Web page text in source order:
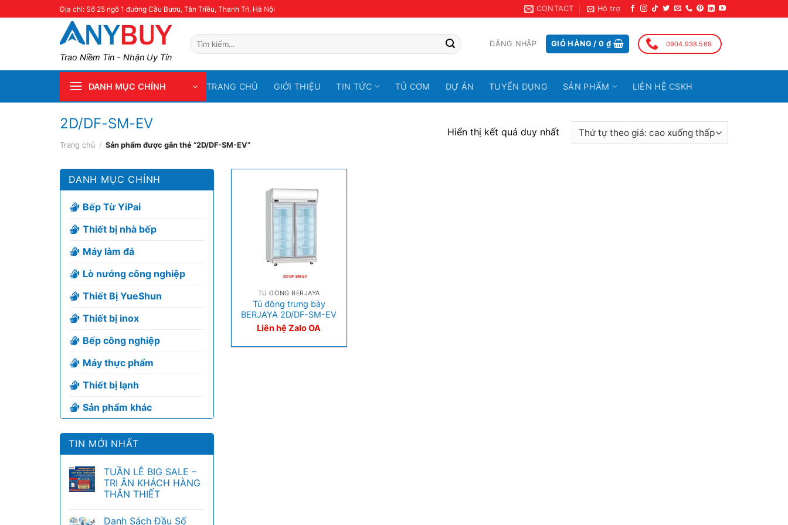
Địa chỉ: Số 25 ngõ 1 đường Cầu Bươu, Tân Triều, Thanh Trì, Hà Nội CONTACT Hỗ trợ
Trao Niềm Tin - Nhận Uy Tín
Tìm
kiếm:
ĐĂNG NHẬP GIỎ HÀNG /0 ₫ 0904.938.569
DANH MỤC CHÍNH TRANG CHỦ GIỚI THIỆU TIN TỨC TỦ CƠM DỰ ÁN TUYỂN DỤNG SẢN PHẨM LIÊN HỆ CSKH
2D/DF-SM-EV
Trang chủ / Sản phẩm được gắn thẻ “2D/DF-SM-EV”
Hiển thị kết quả duy nhất
DANH MỤC CHÍNH
Bếp Từ YiPai
Thiết bị nhà bếp
Máy làm đá
Lò nướng công nghiệp
Thiết Bị YueShun
Thiết bị inox
Bếp công nghiệp
Máy thực phẩm
Thiết bị lạnh
Sản phẩm khác
TIN MỚI NHẤT
TUẦN LỄ BIG SALE –
TRI ÂN KHÁCH HÀNG
THÂN THIẾT
Danh Sách Đầu Số
TỦ ĐÔNG BERJAYA
Tủ đông trưng bày
BERJAYA 2D/DF-SM-EV
Liên hệ Zalo OA